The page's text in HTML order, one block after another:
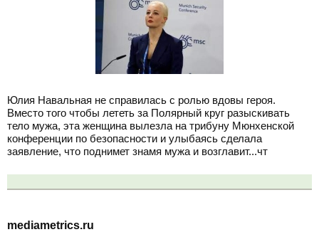
Юлия Навальная не справилась с ролью вдовы героя.
Вместо того чтобы лететь за Полярный круг разыскивать
тело мужа, эта женщина вылезла на трибуну Мюнхенской
конференции по безопасности и улыбаясь сделала
заявление, что поднимет знамя мужа и возглавит...чт
mediametrics.ru